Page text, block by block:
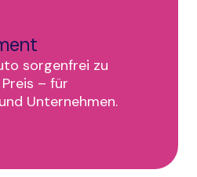
sorgenfrei zu
– für
Unternehmen.